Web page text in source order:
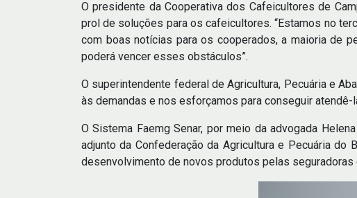
O presidente da Cooperativa dos Cafeicultores de
prol de soluções para os cafeicultores. “Estamos no
com boas notícias para os cooperados, a maioria de
poderá vencer esses obstáculos”.
O superintendente federal de Agricultura, Pecuária e
às demandas e nos esforçamos para conseguir atendê-
O Sistema Faemg Senar, por meio da advogada
adjunto da Confederação da Agricultura e Pecuária
desenvolvimento de novos produtos pelas